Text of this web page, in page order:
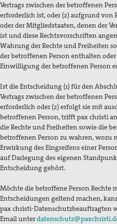
Vertrags zwischen der betroffenen
erforderlich ist, oder (2) aufgrund von
oder der Mitgliedstaaten, denen der
ist und diese Rechtsvorschriften
Wahrung der Rechte und Freiheiten
der betroffenen Person enthalten
Einwilligung der betroffenen Person
Ist die Entscheidung (1) für den
Vertrags zwischen der betroffenen
erforderlich oder (2) erfolgt sie mit
betroffenen Person, trifft pax christi
die Rechte und Freiheiten sowie die
betroffenen Person zu wahren, wozu
Erwirkung des Eingreifens einer
auf Darlegung des eigenen
Entscheidung gehört.
Möchte die betroffene Person Rechte
Entscheidungen geltend machen,
pax christi-Datenschutzbeauftragten
Email unter